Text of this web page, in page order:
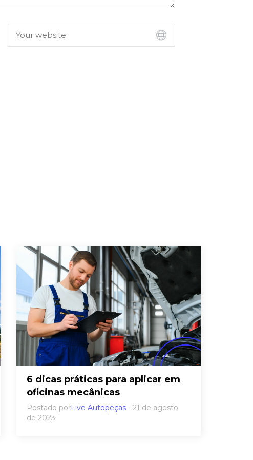
6 dicas práticas para aplicar em
oficinas mecânicas
Postado porLive Autopeças - 21 de agosto
de 2023